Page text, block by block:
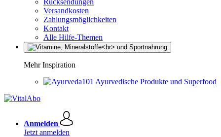
Rücksendungen
Versandkosten
Zahlungsmöglichkeiten
Kontakt
Alle Hilfe-Themen
Mehr Inspiration
Ayurvedische Produkte und Superfood
Anmelden
Jetzt anmelden